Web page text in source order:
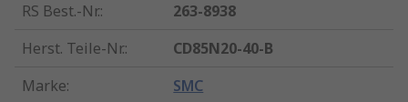
RS Best.-Nr.:
263-8938
Herst. Teile-Nr.:
CD85N20-40-B
Marke: SMC